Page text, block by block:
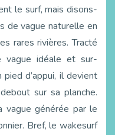
le surf, mais disons-
de vague naturelle en
rares rivières. Tracté
vague idéale et sur-
d’appui, il devient
sur sa planche.
vague générée par le
Bref, le wakesurf